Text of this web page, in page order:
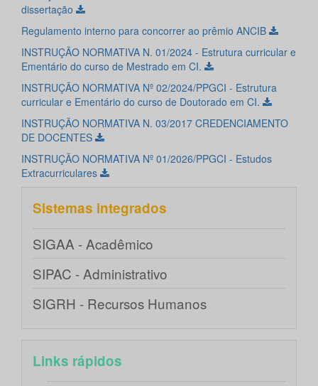
dissertação
Regulamento interno para concorrer ao prêmio ANCIB
INSTRUÇÃO NORMATIVA N. 01/2024 - Estrutura curricular e
Ementário do curso de Mestrado em CI.
INSTRUÇÃO NORMATIVA Nº 02/2024/PPGCI - Estrutura
curricular e Ementário do curso de Doutorado em CI.
INSTRUÇÃO NORMATIVA N. 03/2017 CREDENCIAMENTO
DE DOCENTES
INSTRUÇÃO NORMATIVA Nº 01/2026/PPGCI - Estudos
Extracurriculares
Sistemas integrados
SIGAA - Acadêmico
SIPAC - Administrativo
SIGRH - Recursos Humanos
Links rápidos